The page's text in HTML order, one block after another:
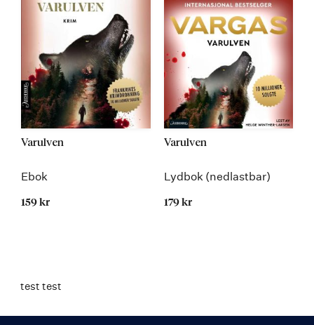
Varulven
Ebok
159 kr
Varulven
Lydbok (nedlastbar)
179 kr
test test